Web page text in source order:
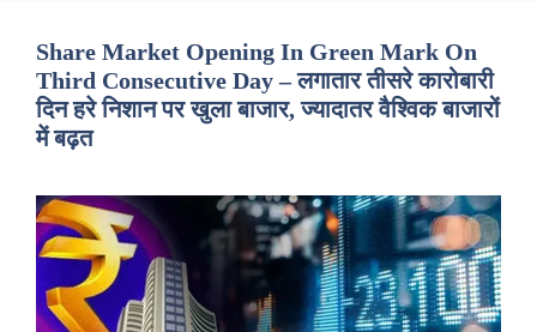
Share Market Opening In Green Mark On
Third Consecutive Day – लगातार तीसरे कारोबारी
दिन हरे निशान पर खुला बाजार, ज्यादातर वैश्विक बाजारों
में बढ़त